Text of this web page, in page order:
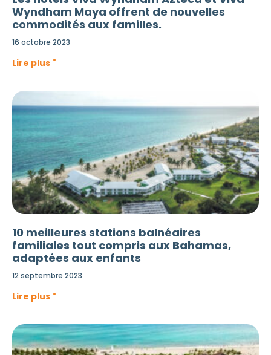
Wyndham Maya offrent de nouvelles
commodités aux familles.
16 octobre 2023
Lire plus "
10 meilleures stations balnéaires
familiales tout compris aux Bahamas,
adaptées aux enfants
12 septembre 2023
Lire plus "